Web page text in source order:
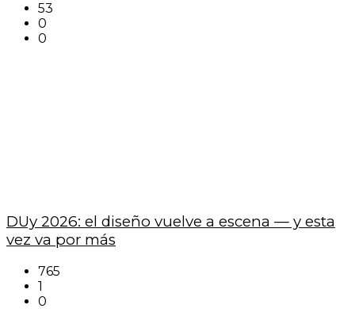
53
0
0
DUy 2026: el diseño vuelve a escena — y esta
vez va por más
765
1
0